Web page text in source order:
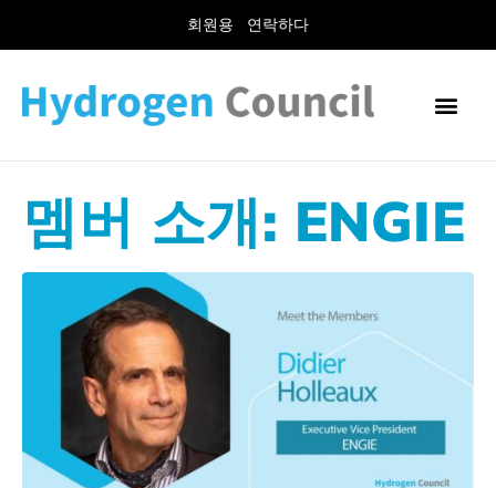
회원용 연락하다
멤버 소개: ENGIE